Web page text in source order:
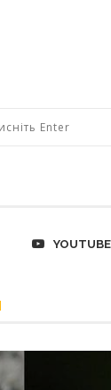
YOUTUBE